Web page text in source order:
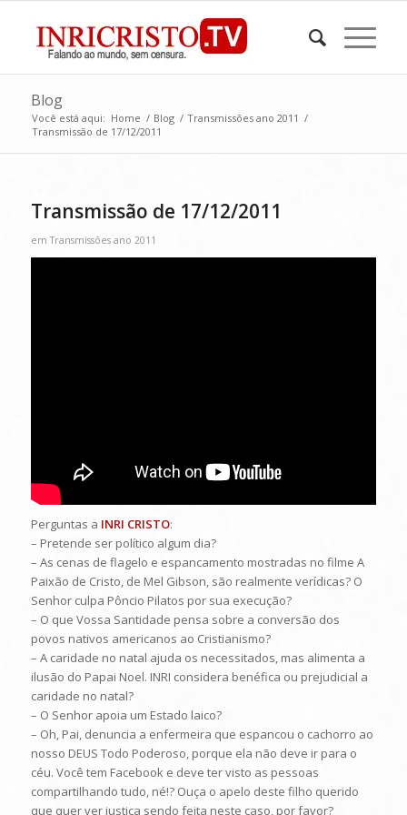
Blog
Você está aqui: Home / Blog / Transmissões ano 2011 /
Transmissão de 17/12/2011
Transmissão de 17/12/2011
emTransmissões ano 2011
Perguntas a INRI CRISTO:
– Pretende ser político algum dia?
– As cenas de flagelo e espancamento mostradas no filme A
Paixão de Cristo, de Mel Gibson, são realmente verídicas? O
Senhor culpa Pôncio Pilatos por sua execução?
– O que Vossa Santidade pensa sobre a conversão dos
povos nativos americanos ao Cristianismo?
– A caridade no natal ajuda os necessitados, mas alimenta a
ilusão do Papai Noel. INRI considera benéfica ou prejudicial a
caridade no natal?
– O Senhor apoia um Estado laico?
– Oh, Pai, denuncia a enfermeira que espancou o cachorro ao
nosso DEUS Todo Poderoso, porque ela não deve ir para o
céu. Você tem Facebook e deve ter visto as pessoas
compartilhando tudo, né!? Ouça o apelo deste filho querido
que quer ver justiça sendo feita neste caso, por favor?